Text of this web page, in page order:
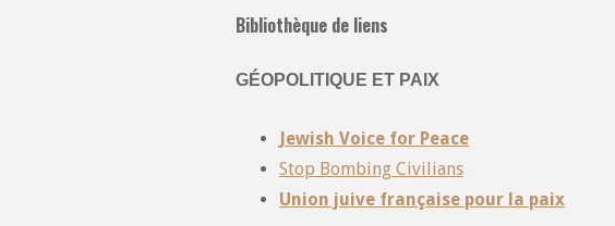
Bibliothèque de liens
GÉOPOLITIQUE ET PAIX
Jewish Voice for Peace
Stop Bombing Civilians
Union juive française pour la paix